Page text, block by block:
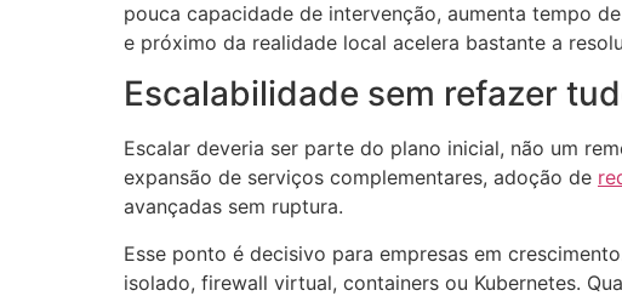
pouca capacidade de intervenção, aumenta tempo
e próximo da realidade local acelera bastante a
Escalabilidade sem refazer
Escalar deveria ser parte do plano inicial, não um
expansão de serviços complementares, adoção de
avançadas sem ruptura.
Esse ponto é decisivo para empresas em
isolado, firewall virtual, containers ou Kubernetes.